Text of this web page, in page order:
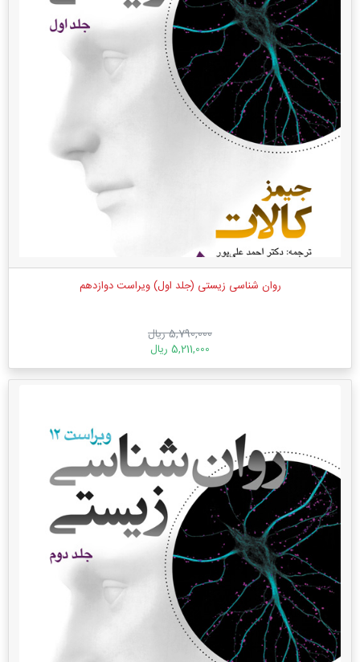
روان شناسی زیستی (جلد اول) ویراست دوازدهم
5,790,000 ریال
5,211,000 ریال